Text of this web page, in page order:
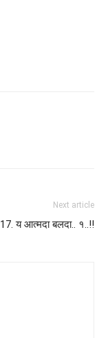
Next article
17. य आत्मदा बलदा.. १..!!